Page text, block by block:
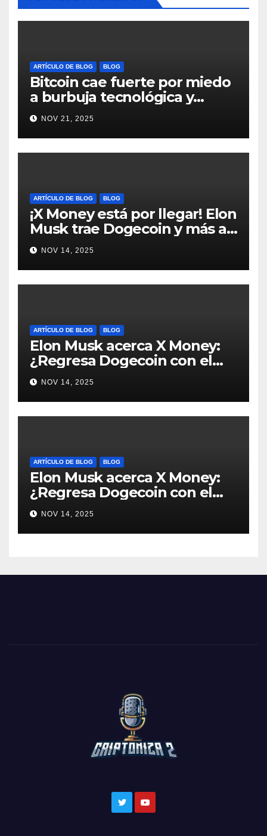
ARTÍCULO DE BLOG BLOG
Bitcoin cae fuerte por miedo
a burbuja tecnológica y
nervios en AI #crypto
#Bitcoin
NOV 21, 2025
ARTÍCULO DE BLOG BLOG
¡X Money está por llegar! Elon
Musk trae Dogecoin y más al
mundo de pagos #Crypto
#Dogecoin
NOV 14, 2025
ARTÍCULO DE BLOG BLOG
Elon Musk acerca X Money:
¿Regresa Dogecoin con el
nuevo pago nativo? #Cripto
#Dogecoin
NOV 14, 2025
ARTÍCULO DE BLOG BLOG
Elon Musk acerca X Money:
¿Regresa Dogecoin con el
nuevo pago nativo? #Cripto
#Dogecoin
NOV 14, 2025